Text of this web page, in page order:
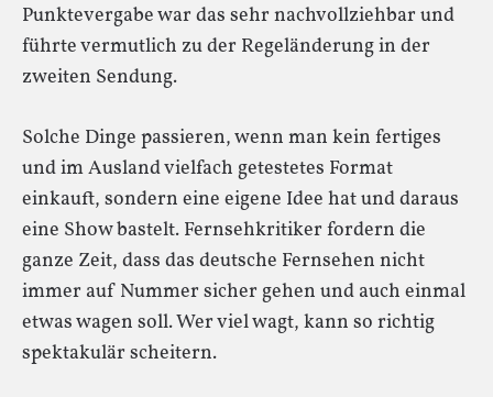
Punktevergabe war das sehr nachvollziehbar und
führte vermutlich zu der Regeländerung in der
zweiten Sendung.
Solche Dinge passieren, wenn man kein fertiges
und im Ausland vielfach getestetes Format
einkauft, sondern eine eigene Idee hat und daraus
eine Show bastelt. Fernsehkritiker fordern die
ganze Zeit, dass das deutsche Fernsehen nicht
immer auf Nummer sicher gehen und auch einmal
etwas wagen soll. Wer viel wagt, kann so richtig
spektakulär scheitern.